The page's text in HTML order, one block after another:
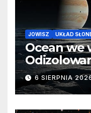
JOWISZ UKŁAD
Ocean we
barierę
6 SIERPNIA